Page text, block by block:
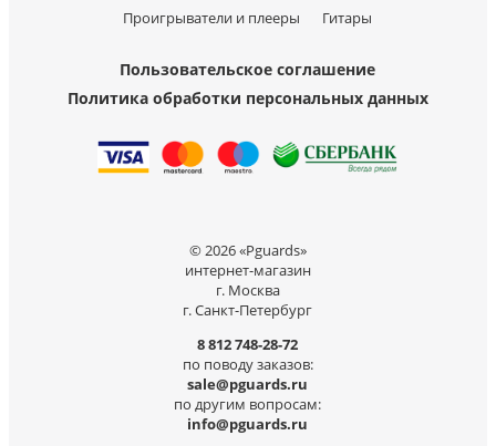
Проигрыватели и плееры
Гитары
Пользовательское соглашение
Политика обработки персональных данных
© 2026 «Pguards»
интернет-магазин
г. Москва
г. Санкт-Петербург
8 812 748-28-72
по поводу заказов:
sale@pguards.ru
по другим вопросам:
info@pguards.ru